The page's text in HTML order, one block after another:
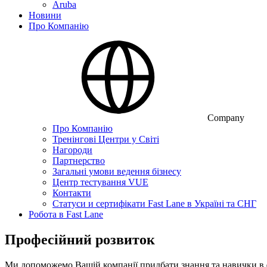
Aruba
Новини
Про Компанію
Company
Про Компанію
Тренінгові Центри у Світі
Нагороди
Партнерство
Загальні умови ведення бізнесу
Центр тестування VUE
Контакти
Статуси и сертифікати Fast Lane в Україні та СНГ
Робота в Fast Lane
Професійний розвиток
Ми допоможемо Вашій компанії придбати знання та навички в